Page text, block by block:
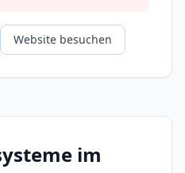
Website besuchen
im